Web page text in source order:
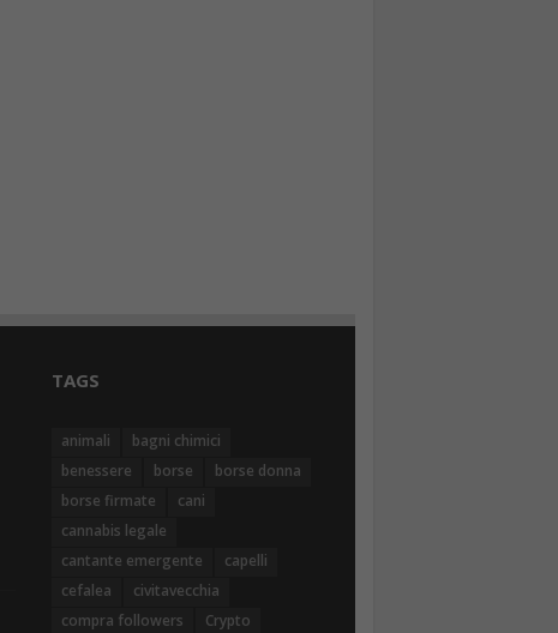
TAGS
animali
bagni chimici
benessere
borse
borse donna
borse firmate
cani
cannabis legale
cantante emergente
capelli
cefalea
civitavecchia
compra followers
Crypto